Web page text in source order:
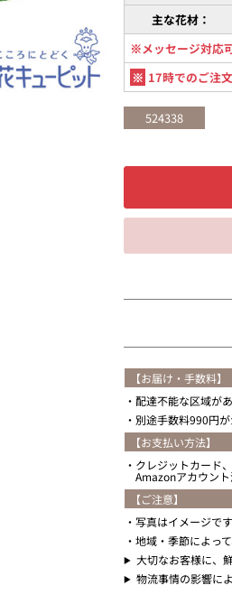
主な花材：
※メッセージ対応
※ 17時でのご注
524338
【お届け・手数料】
配達不能な区域があ
別途手数料990円
【お支払い方法】
クレジットカード
Amazonアカウン
【ご注意】
写真はイメージです
地域・季節によっ
大切なお客様に、
物流事情の影響に